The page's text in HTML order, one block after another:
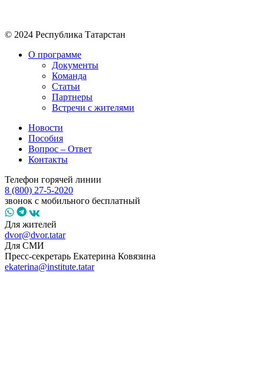
© 2024 Республика Татарстан
О программе
Документы
Команда
Статьи
Партнеры
Встречи с жителями
Новости
Пособия
Вопрос – Ответ
Контакты
Телефон горячей линии
8 (800) 27-5-2020
звонок с мобильного бесплатный
Для жителей
dvor@dvor.tatar
Для СМИ
Пресс-секретарь Екатерина Ковязина
ekaterina@institute.tatar